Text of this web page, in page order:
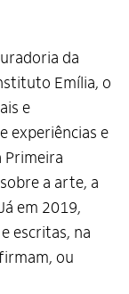
da
Emília, o
e
experiências e
Primeira
a arte, a
em 2019,
escritas, na
ou